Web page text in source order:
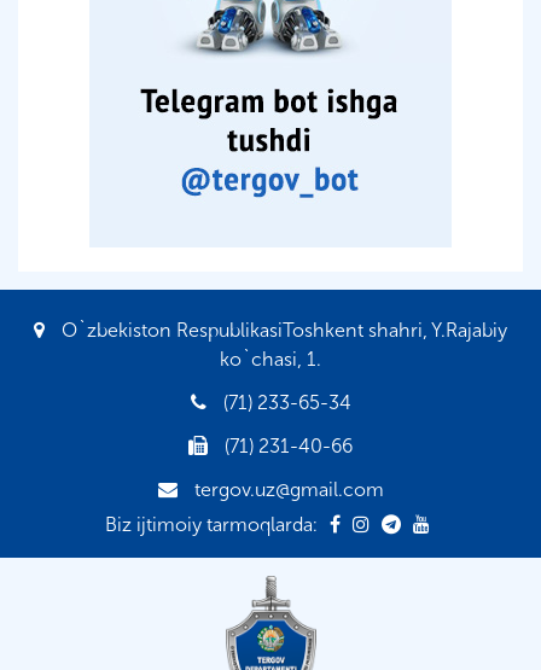
O`zbekiston RespublikasiToshkent shahri, Y.Rajabiy
ko`chasi, 1.
(71) 233-65-34
(71) 231-40-66
tergov.uz@gmail.com
Biz ijtimoiy tarmoqlarda: